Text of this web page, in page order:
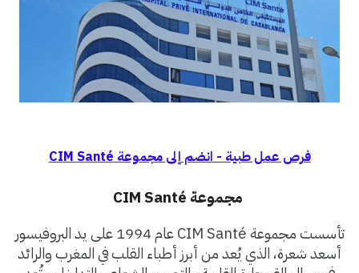
فرص عمل طبية - انضم إلى مجموعة CIM Santé
مجموعة
تأسست مجموعة
عام 1994 على يد البروفيسور
أسعد شعرة، الذي يُعد من أبرز أطباء القلب في المغرب والرائد